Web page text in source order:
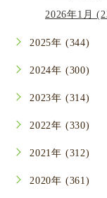
2026年1月
2025年 (344)
2024年 (300)
2023年 (314)
2022年 (330)
2021年 (312)
2020年 (361)